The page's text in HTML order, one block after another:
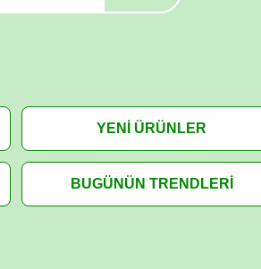
YENİ ÜRÜNLER
BUGÜNÜN TRENDLERİ